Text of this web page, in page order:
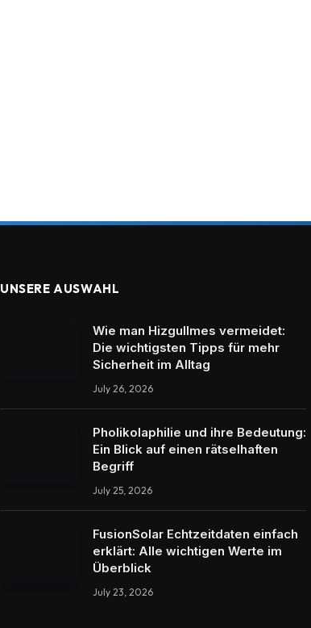
UNSERE AUSWAHL
Wie man Hizgullmes vermeidet:
Die wichtigsten Tipps für mehr
Sicherheit im Alltag
July 26, 2026
Pholikolaphilie und ihre Bedeutung:
Ein Blick auf einen rätselhaften
Begriff
July 25, 2026
FusionSolar Echtzeitdaten einfach
erklärt: Alle wichtigen Werte im
Überblick
July 23, 2026